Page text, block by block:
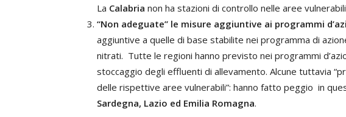
La Calabria non ha stazioni di controllo nelle aree
“Non adeguate” le misure aggiuntive ai programmi
aggiuntive a quelle di base stabilite nei programma di
nitrati. Tutte le regioni hanno previsto nei programmi
stoccaggio degli effluenti di allevamento. Alcune tuttavia
delle rispettive aree vulnerabili”: hanno fatto peggio in
Sardegna, Lazio ed Emilia Romagna.